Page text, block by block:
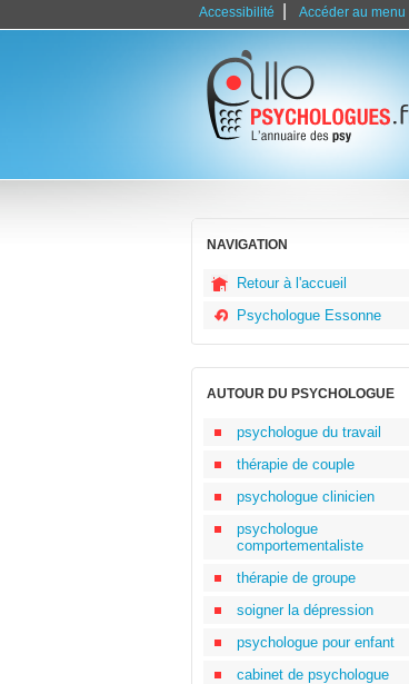
Accessibilité Accéder au menu
NAVIGATION
Retour à l'accueil
Psychologue Essonne
AUTOUR DU PSYCHOLOGUE
psychologue du travail
thérapie de couple
psychologue clinicien
psychologue
comportementaliste
thérapie de groupe
soigner la dépression
psychologue pour enfant
cabinet de psychologue